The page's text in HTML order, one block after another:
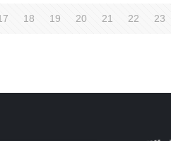
18 19 20 21 22 23